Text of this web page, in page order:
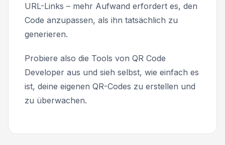
URL-Links – mehr Aufwand erfordert es, den
Code anzupassen, als ihn tatsächlich zu
generieren.
Probiere also die Tools von QR Code
Developer aus und sieh selbst, wie einfach es
ist, deine eigenen QR-Codes zu erstellen und
zu überwachen.